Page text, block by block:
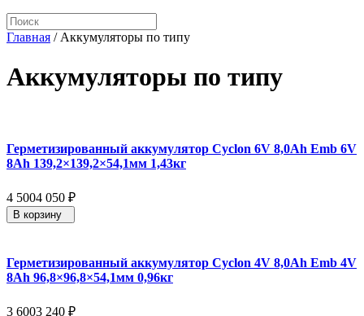
Главная / Аккумуляторы по типу
Аккумуляторы по типу
Герметизированный аккумулятор Cyclon 6V 8,0Ah Emb 6V
8Ah 139,2×139,2×54,1мм 1,43кг
4 5004 050 ₽
В корзину
Герметизированный аккумулятор Cyclon 4V 8,0Ah Emb 4V
8Ah 96,8×96,8×54,1мм 0,96кг
3 6003 240 ₽